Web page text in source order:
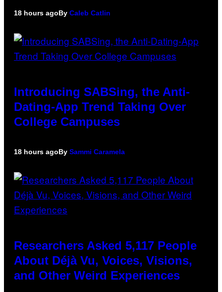
18 hours agoBy Caleb Catlin
Introducing SABSing, the Anti-
Dating-App Trend Taking Over
College Campuses
18 hours agoBy Sammi Caramela
Researchers Asked 5,117 People
About Déjà Vu, Voices, Visions,
and Other Weird Experiences